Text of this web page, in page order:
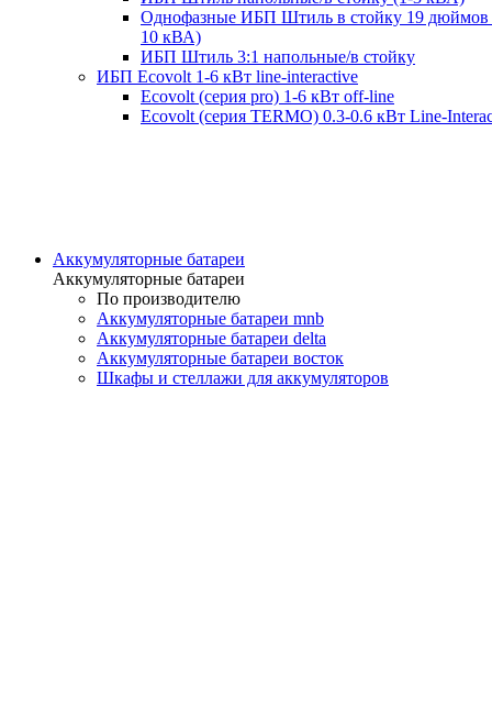
Однофазные ИБП Штиль в стойку 19 дюймов
10 кВА)
ИБП Штиль 3:1 напольные/в стойку
ИБП Ecovolt 1-6 кВт line-interactive
Ecovolt (серия pro) 1-6 кВт off-line
Ecovolt (серия TERMO) 0.3-0.6 кВт Line-
Аккумуляторные батареи
Аккумуляторные батареи
По производителю
Аккумуляторные батареи mnb
Аккумуляторные батареи delta
Аккумуляторные батареи восток
Шкафы и стеллажи для аккумуляторов